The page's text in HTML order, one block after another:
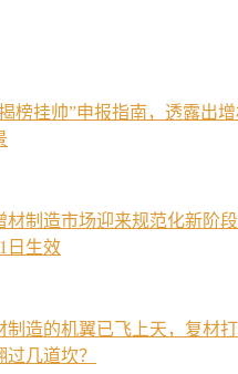
榜挂帅”申报指南，透露出
材制造市场迎来规范化新阶
日生效
制造的机翼已飞上天，复材
几道坎？